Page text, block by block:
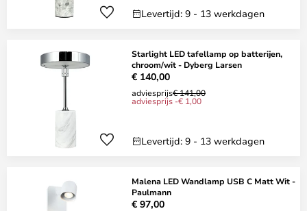
Levertijd: 9 - 13 werkdagen
Starlight LED tafellamp op batterijen,
chroom/wit - Dyberg Larsen
€ 140,00
adviesprijs€ 141,00
adviesprijs -€ 1,00
Levertijd: 9 - 13 werkdagen
Malena LED Wandlamp USB C Matt Wit -
Paulmann
€ 97,00